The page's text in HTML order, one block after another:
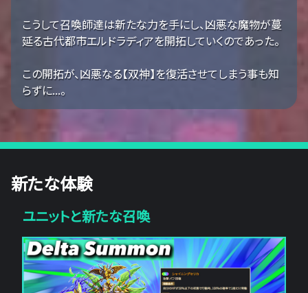
こうして召喚師達は新たな力を手にし、凶悪な魔物が蔓
延る古代都市エルドラディアを開拓していくのであった。
この開拓が、凶悪なる【双神】を復活させてしまう事も知
らずに...。
新たな体験
ユニットと新たな召喚